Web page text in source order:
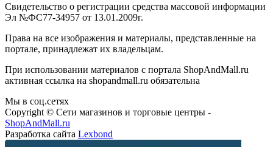
Свидетельство о регистрации средства массовой информации
Эл №ФС77-34957 от 13.01.2009г.
Права на все изображения и материалы, представленные на
портале, принадлежат их владельцам.
При использовании материалов с портала ShopAndMall.ru
активная ссылка на shopandmall.ru обязательна
Мы в соц.сетях
Copyright © Сети магазинов и торговые центры -
ShopAndMall.ru
Разработка сайта Lexbond